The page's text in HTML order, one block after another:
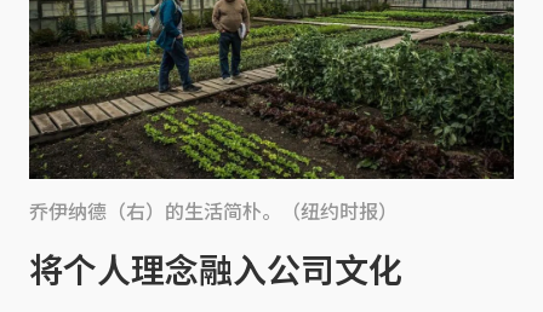
乔伊纳德（右）的生活简朴。（纽约时报）
将个人理念融入公司文化